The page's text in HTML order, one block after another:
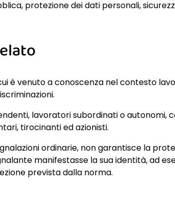
protezione dei dati personali,
è venuto a conoscenza nel contesto
lavoratori subordinati o
tirocinanti ed azionisti.
ordinarie, non garantisce la
manifestasse la sua identità, ad
prevista dalla norma.